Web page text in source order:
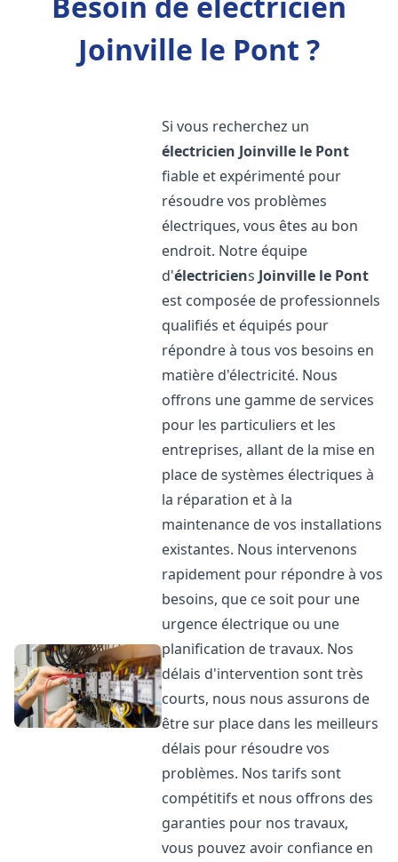
Joinville le Pont ?
Si vous recherchez un
électricien Joinville le Pont
fiable et expérimenté pour
résoudre vos problèmes
électriques, vous êtes au bon
endroit. Notre équipe
d'électriciens Joinville le Pont
est composée de professionnels
qualifiés et équipés pour
répondre à tous vos besoins en
matière d'électricité. Nous
offrons une gamme de services
pour les particuliers et les
entreprises, allant de la mise en
place de systèmes électriques à
la réparation et à la
maintenance de vos installations
existantes. Nous intervenons
rapidement pour répondre à vos
besoins, que ce soit pour une
urgence électrique ou une
planification de travaux. Nos
délais d'intervention sont très
courts, nous nous assurons de
être sur place dans les meilleurs
délais pour résoudre vos
problèmes. Nos tarifs sont
compétitifs et nous offrons des
garanties pour nos travaux,
vous pouvez avoir confiance en